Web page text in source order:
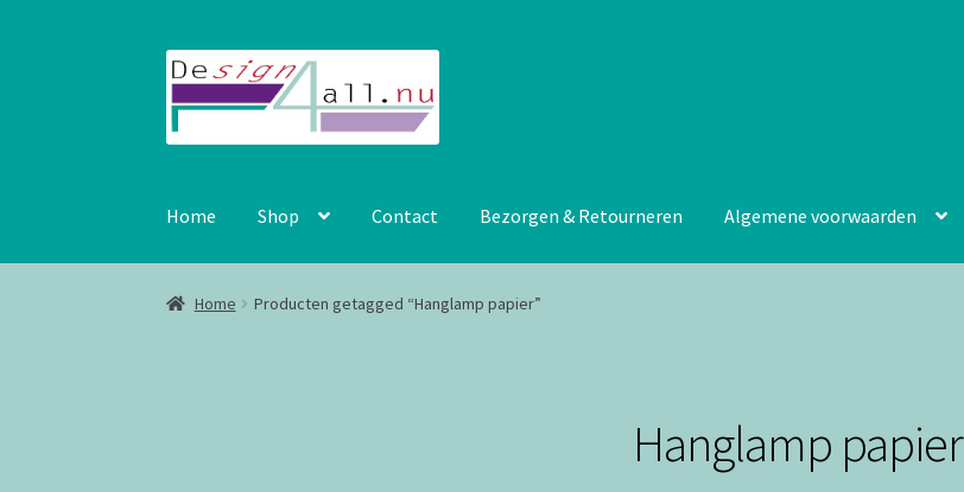
Ga
door
naar
navigatie
Ga
naar
de
inhoud
Home Shop Contact Bezorgen & Retourneren Algemene voorwaarden
Home Producten getagged “Hanglamp papier”
Hanglamp papier